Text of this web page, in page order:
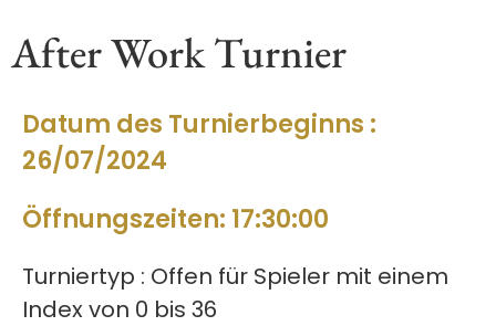
After Work Turnier
Datum des Turnierbeginns :
26/07/2024
Öffnungszeiten: 17:30:00
Turniertyp : Offen für Spieler mit einem
Index von 0 bis 36